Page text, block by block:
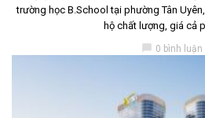
trường học B.School tại phường Tân
hộ chất lượng, giá cả
chat_bubble 0 bình luận